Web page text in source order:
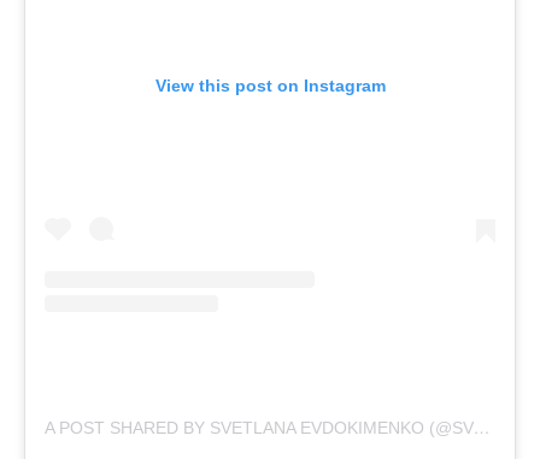
View this post on Instagram
A POST SHARED BY SVETLANA EVDOKIMENKO (@SVETIKA)